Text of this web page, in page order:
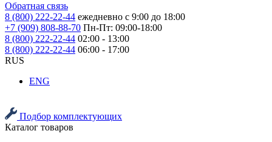
Обратная связь
8 (800) 222-22-44 ежедневно с 9:00 до 18:00
+7 (909) 808-88-70 Пн-Пт: 09:00-18:00
8 (800) 222-22-44 02:00 - 13:00
8 (800) 222-22-44 06:00 - 17:00
RUS
ENG
Подбор комплектующих
Каталог товаров